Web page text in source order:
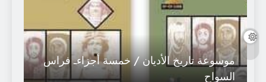
موسوعة تاريخ الأديان / خمسة أجزاءـ فراس
السواح